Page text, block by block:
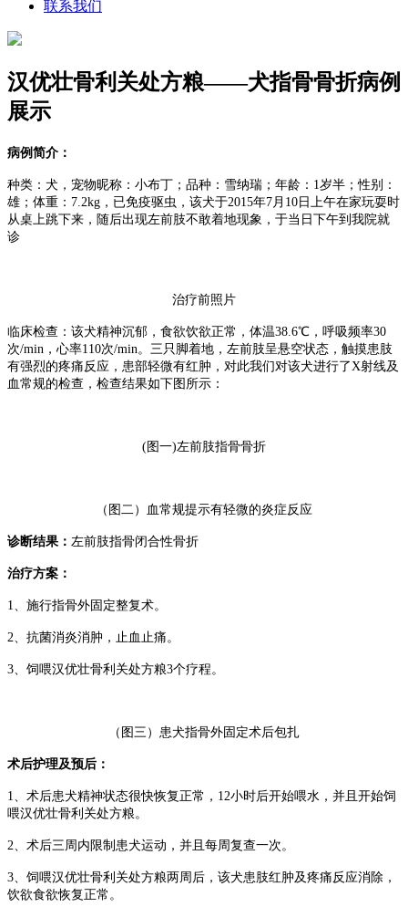
联系我们
汉优壮骨利关处方粮——犬指骨骨折病例
展示
病例简介：
种类：犬，宠物昵称：小布丁；品种：雪纳瑞；年龄：1岁半；性别：
雄；体重：7.2kg，已免疫驱虫，该犬于2015年7月10日上午在家玩耍时
从桌上跳下来，随后出现左前肢不敢着地现象，于当日下午到我院就
诊
治疗前照片
临床检查：该犬精神沉郁，食欲饮欲正常，体温38.6℃，呼吸频率30
次/min，心率110次/min。三只脚着地，左前肢呈悬空状态，触摸患肢
有强烈的疼痛反应，患部轻微有红肿，对此我们对该犬进行了X射线及
血常规的检查，检查结果如下图所示：
(图一)左前肢指骨骨折
（图二）血常规提示有轻微的炎症反应
诊断结果： 左前肢指骨闭合性骨折
治疗方案：
1、施行指骨外固定整复术。
2、抗菌消炎消肿，止血止痛。
3、饲喂汉优壮骨利关处方粮3个疗程。
（图三）患犬指骨外固定术后包扎
术后护理及预后：
1、术后患犬精神状态很快恢复正常，12小时后开始喂水，并且开始饲
喂汉优壮骨利关处方粮。
2、术后三周内限制患犬运动，并且每周复查一次。
3、饲喂汉优壮骨利关处方粮两周后，该犬患肢红肿及疼痛反应消除，
饮欲食欲恢复正常。